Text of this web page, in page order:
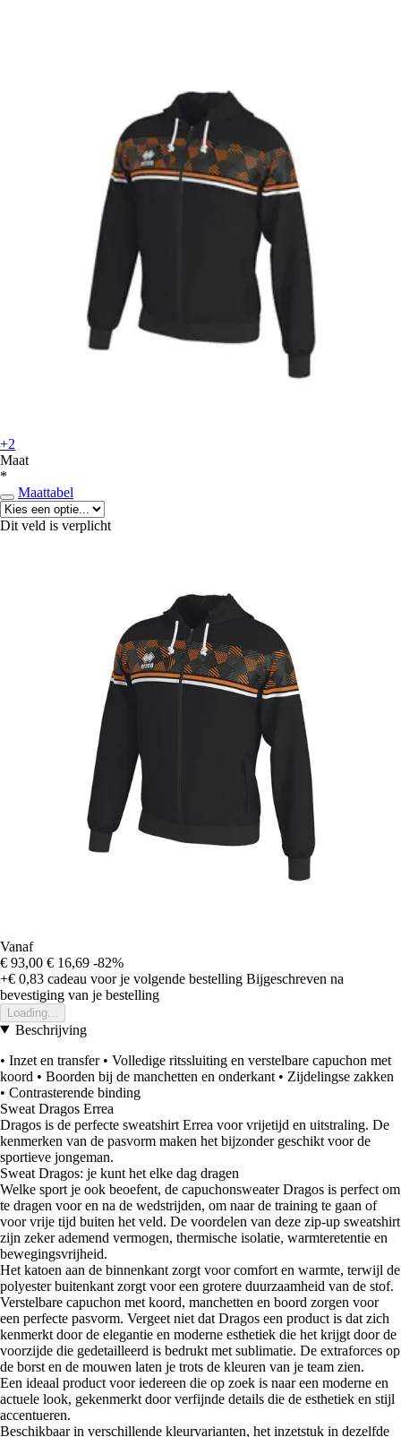
+2
Maat
*
Maattabel
Dit veld is verplicht
Vanaf
€ 93,00 € 16,69 -82%
+€ 0,83 cadeau voor je volgende bestelling Bijgeschreven na
bevestiging van je bestelling
Loading...
Beschrijving
• Inzet en transfer • Volledige ritssluiting en verstelbare capuchon met
koord • Boorden bij de manchetten en onderkant • Zijdelingse zakken
• Contrasterende binding
Sweat Dragos Errea
Dragos is de perfecte sweatshirt Errea voor vrijetijd en uitstraling. De
kenmerken van de pasvorm maken het bijzonder geschikt voor de
sportieve jongeman.
Sweat Dragos: je kunt het elke dag dragen
Welke sport je ook beoefent, de capuchonsweater Dragos is perfect om
te dragen voor en na de wedstrijden, om naar de training te gaan of
voor vrije tijd buiten het veld. De voordelen van deze zip-up sweatshirt
zijn zeker ademend vermogen, thermische isolatie, warmteretentie en
bewegingsvrijheid.
Het katoen aan de binnenkant zorgt voor comfort en warmte, terwijl de
polyester buitenkant zorgt voor een grotere duurzaamheid van de stof.
Verstelbare capuchon met koord, manchetten en boord zorgen voor
een perfecte pasvorm. Vergeet niet dat Dragos een product is dat zich
kenmerkt door de elegantie en moderne esthetiek die het krijgt door de
voorzijde die gedetailleerd is bedrukt met sublimatie. De extraforces op
de borst en de mouwen laten je trots de kleuren van je team zien.
Een ideaal product voor iedereen die op zoek is naar een moderne en
actuele look, gekenmerkt door verfijnde details die de esthetiek en stijl
accentueren.
Beschikbaar in verschillende kleurvarianten, het inzetstuk in dezelfde